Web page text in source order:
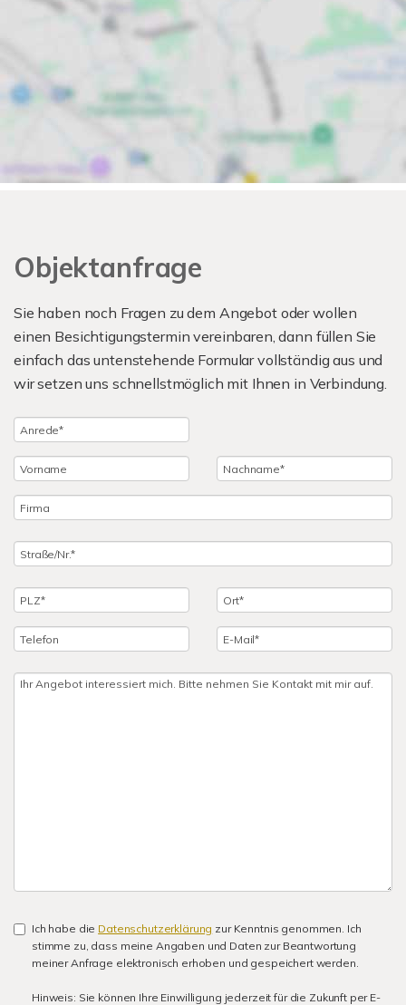
Objektanfrage
Sie haben noch Fragen zu dem Angebot oder wollen
einen Besichtigungstermin vereinbaren, dann füllen Sie
einfach das untenstehende Formular vollständig aus und
wir setzen uns schnellstmöglich mit Ihnen in Verbindung.
Ich habe die Datenschutzerklärung zur Kenntnis genommen. Ich
stimme zu, dass meine Angaben und Daten zur Beantwortung
meiner Anfrage elektronisch erhoben und gespeichert werden.
Hinweis: Sie können Ihre Einwilligung jederzeit für die Zukunft per E-